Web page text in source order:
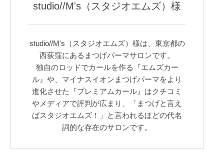
studio//M's（スタジオエムズ）様
studio//M's（スタジオエムズ）様は、東京都の
西荻窪にあるまつげパーマサロンです。
独自のロッドでカールを作る『エムズカー
ル』や、マイナスイオンまつげパーマをより
進化させた『プレミアムカール』はクチコミ
やメディアで評判が広まり、「まつげと言え
ばスタジオエムズ！」と言われるほどの代名
詞的な存在のサロンです。